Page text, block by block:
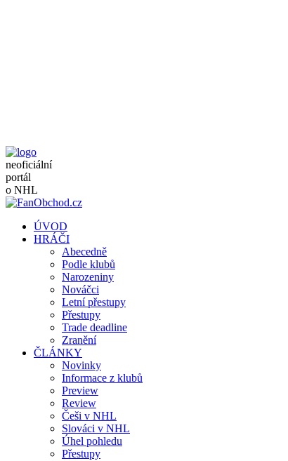
neoficiální
portál
o NHL
ÚVOD
HRÁČI
Abecedně
Podle klubů
Narozeniny
Nováčci
Letní přestupy
Přestupy
Trade deadline
Zranění
ČLÁNKY
Novinky
Informace z klubů
Preview
Review
Češi v NHL
Slováci v NHL
Úhel pohledu
Přestupy